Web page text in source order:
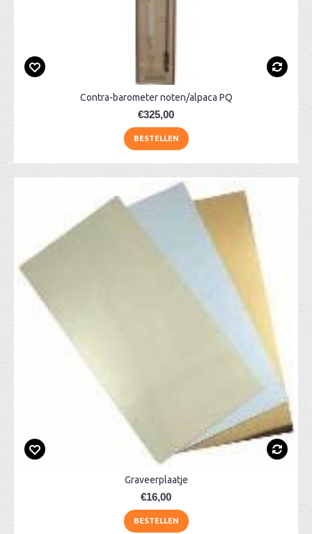
Contra-barometer noten/alpaca PQ
€325,00
BESTELLEN
Graveerplaatje
€16,00
BESTELLEN